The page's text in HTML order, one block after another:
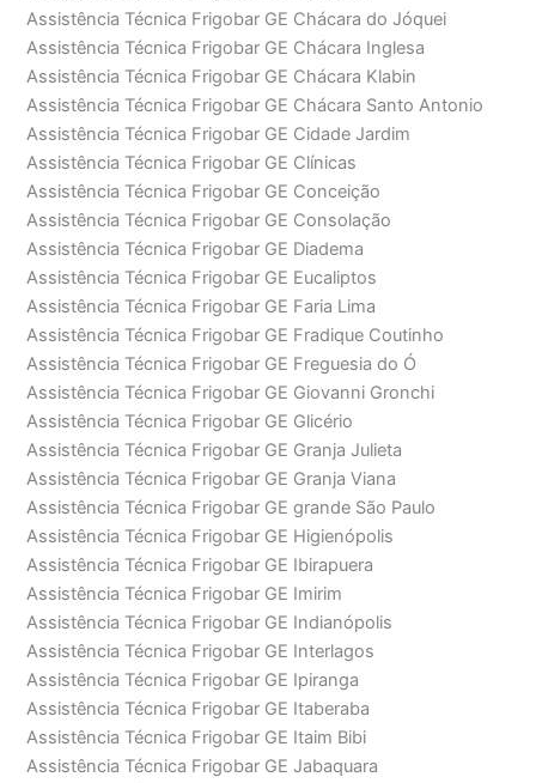
Assistência Técnica Frigobar GE Chácara do Jóquei
Assistência Técnica Frigobar GE Chácara Inglesa
Assistência Técnica Frigobar GE Chácara Klabin
Assistência Técnica Frigobar GE Chácara Santo Antonio
Assistência Técnica Frigobar GE Cidade Jardim
Assistência Técnica Frigobar GE Clínicas
Assistência Técnica Frigobar GE Conceição
Assistência Técnica Frigobar GE Consolação
Assistência Técnica Frigobar GE Diadema
Assistência Técnica Frigobar GE Eucaliptos
Assistência Técnica Frigobar GE Faria Lima
Assistência Técnica Frigobar GE Fradique Coutinho
Assistência Técnica Frigobar GE Freguesia do Ó
Assistência Técnica Frigobar GE Giovanni Gronchi
Assistência Técnica Frigobar GE Glicério
Assistência Técnica Frigobar GE Granja Julieta
Assistência Técnica Frigobar GE Granja Viana
Assistência Técnica Frigobar GE grande São Paulo
Assistência Técnica Frigobar GE Higienópolis
Assistência Técnica Frigobar GE Ibirapuera
Assistência Técnica Frigobar GE Imirim
Assistência Técnica Frigobar GE Indianópolis
Assistência Técnica Frigobar GE Interlagos
Assistência Técnica Frigobar GE Ipiranga
Assistência Técnica Frigobar GE Itaberaba
Assistência Técnica Frigobar GE Itaim Bibi
Assistência Técnica Frigobar GE Jabaquara